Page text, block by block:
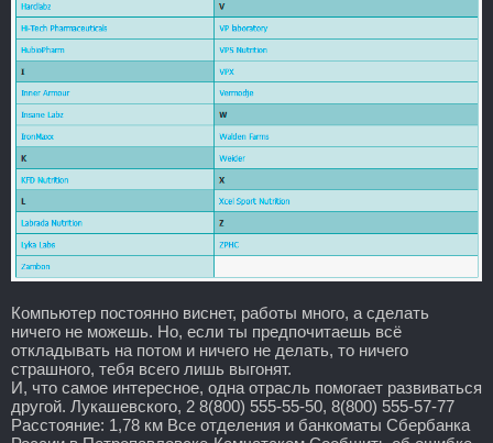
Компьютер постоянно виснет, работы много, а сделать
ничего не можешь. Но, если ты предпочитаешь всё
откладывать на потом и ничего не делать, то ничего
страшного, тебя всего лишь выгонят.
И, что самое интересное, одна отрасль помогает развиваться
другой. Лукашевского, 2 8(800) 555-55-50, 8(800) 555-57-77
Расстояние: 1,78 км Все отделения и банкоматы Сбербанка